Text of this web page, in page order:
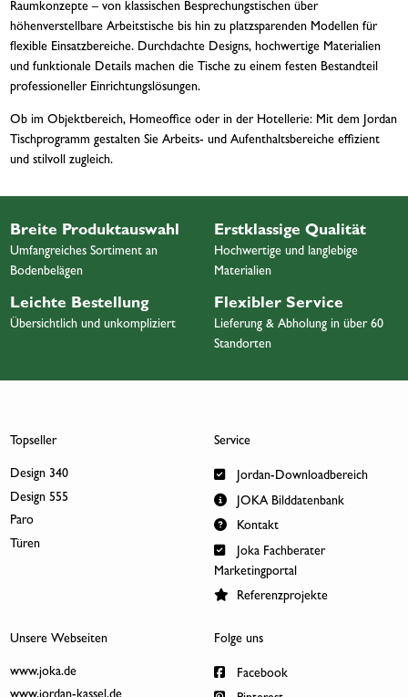
Raumkonzepte – von klassischen Besprechungstischen über
höhenverstellbare Arbeitstische bis hin zu platzsparenden Modellen für
flexible Einsatzbereiche. Durchdachte Designs, hochwertige Materialien
und funktionale Details machen die Tische zu einem festen Bestandteil
professioneller Einrichtungslösungen.
Ob im Objektbereich, Homeoffice oder in der Hotellerie: Mit dem Jordan
Tischprogramm gestalten Sie Arbeits- und Aufenthaltsbereiche effizient
und stilvoll zugleich.
Breite Produktauswahl
Umfangreiches Sortiment an
Bodenbelägen
Erstklassige Qualität
Hochwertige und langlebige
Materialien
Leichte Bestellung
Übersichtlich und unkompliziert
Flexibler Service
Lieferung & Abholung in über 60
Standorten
Topseller
Design 340
Design 555
Paro
Türen
Service
Jordan-Downloadbereich
JOKA Bilddatenbank
Kontakt
Joka Fachberater
Marketingportal
Referenzprojekte
Unsere Webseiten
www.joka.de
Folge uns
Facebook